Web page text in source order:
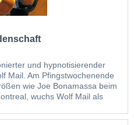
und hypnotisierender
Mail. Am Pfingstwochenende
wie Joe Bonamassa beim
wuchs Wolf Mail als
Menschen“, sagt...